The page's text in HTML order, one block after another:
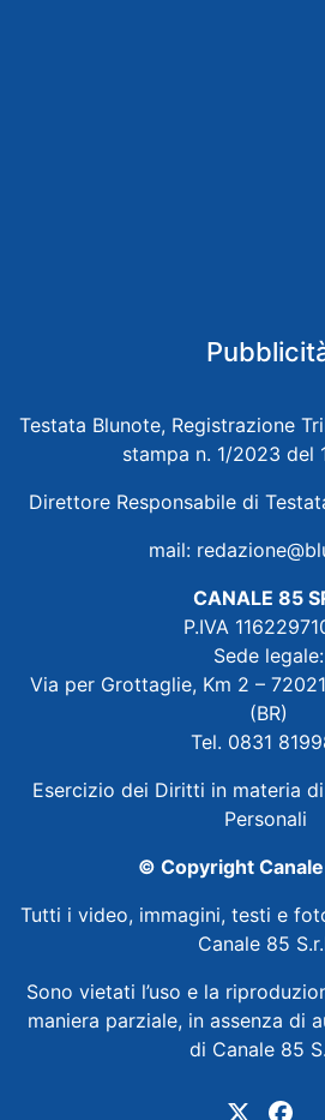
Testata Blunote, Registrazione
stampa n. 1/2023 del
Direttore Responsabile di
mail:
CANALE 85
P.IVA
Sede legale:
Via per Grottaglie, Km 2 –
(BR)
Tel. 0831
Esercizio dei Diritti in materia
Personali
© Copyright
Tutti i video, immagini, testi e
Canale 85
Sono vietati l’uso e la
maniera parziale, in assenza di
di Canale 85